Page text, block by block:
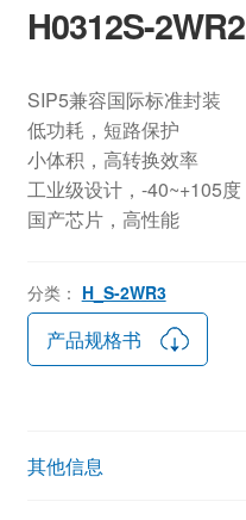
H0312S-2WR2
SIP5兼容国际标准封装
低功耗，短路保护
小体积，高转换效率
工业级设计，-40~+105度
国产芯片，高性能
分类： H_S-2WR3
产品规格书
其他信息